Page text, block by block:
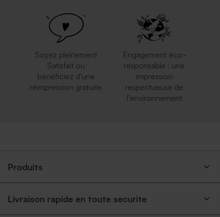
Enveloppe mariage grand
format crème
Soyez pleinement
Satisfait ou
bénéficiez d'une
réimpression gratuite
Engagement éco-
responsable : une
impression
respectueuse de
l'environnement
Produits
Livraison rapide en toute securite